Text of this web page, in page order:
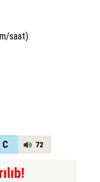
saat)
C 72